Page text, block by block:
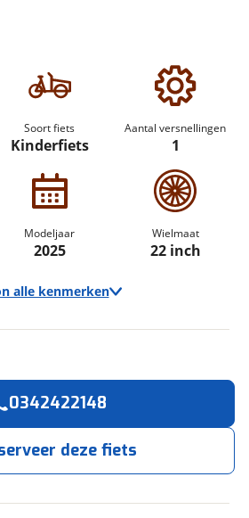
Soort fiets
Kinderfiets
Aantal versnellingen
1
Modeljaar
2025
Wielmaat
22 inch
alle kenmerken
Cargo
2025
0342422148
deze fiets
Occasions Barneveld
met je op.